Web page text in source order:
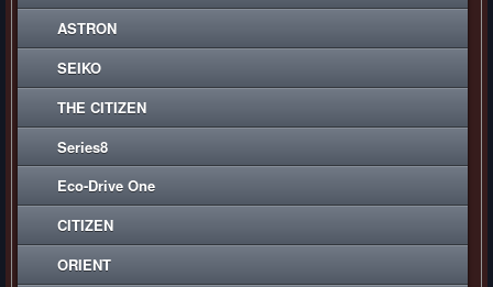
ASTRON
SEIKO
THE CITIZEN
Series8
Eco-Drive One
CITIZEN
ORIENT